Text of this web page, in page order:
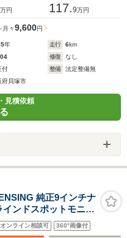
万円 117.9万円
月々9,600円
年 走行 6km
修復
なし
付 整備
法定整備無
府貝塚市
見積依頼
純正9インチナ
ンドスポットモニタ
ントロール パワーバ
ライト スマートキー
オンライン相談可 360°画像付